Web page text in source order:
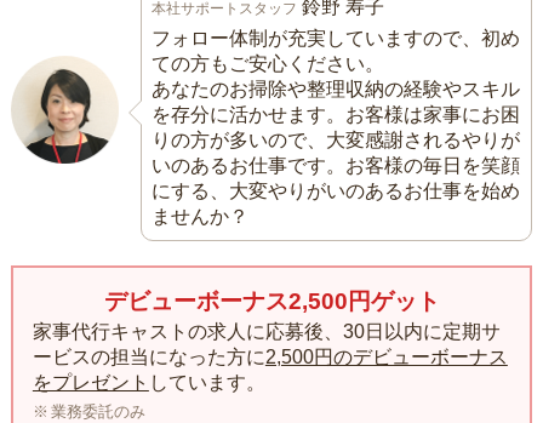
本社サポートスタッフ 鈴野 寿子
フォロー体制が充実していますので、初め
ての方もご安心ください。
あなたのお掃除や整理収納の経験やスキル
を存分に活かせます。お客様は家事にお困
りの方が多いので、大変感謝されるやりが
いのあるお仕事です。お客様の毎日を笑顔
にする、大変やりがいのあるお仕事を始め
ませんか？
デビューボーナス2,500円ゲット
家事代行キャストの求人に応募後、30日以内に定期サ
ービスの担当になった方に2,500円のデビューボーナス
をプレゼント しています。
業務委託のみ